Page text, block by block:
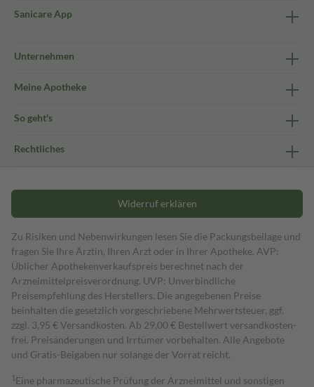
Sanicare App
Unternehmen
Meine Apotheke
So geht's
Rechtliches
Widerruf erklären
Zu Risiken und Nebenwirkungen lesen Sie die Packungsbeilage und
fragen Sie Ihre Ärztin, Ihren Arzt oder in Ihrer Apotheke. AVP:
Üblicher Apothekenverkaufspreis berechnet nach der
Arzneimittelpreisverordnung. UVP: Unverbindliche
Preisempfehlung des Herstellers. Die angegebenen Preise
beinhalten die gesetzlich vorgeschriebene Mehrwertsteuer, ggf.
zzgl. 3,95 € Versandkosten. Ab 29,00 € Bestell­wert versand­kosten­
frei. Preisänderungen und Irrtümer vorbehalten. Alle Angebote
und Gratis-Beigaben nur solange der Vorrat reicht.
1 Eine pharmazeutische Prüfung der Arzneimittel und sonstigen